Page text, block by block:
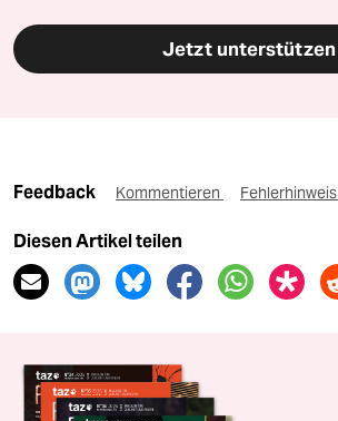
Jetzt unterstützen
Feedback Kommentieren Fehlerhinweis
Diesen Artikel teilen